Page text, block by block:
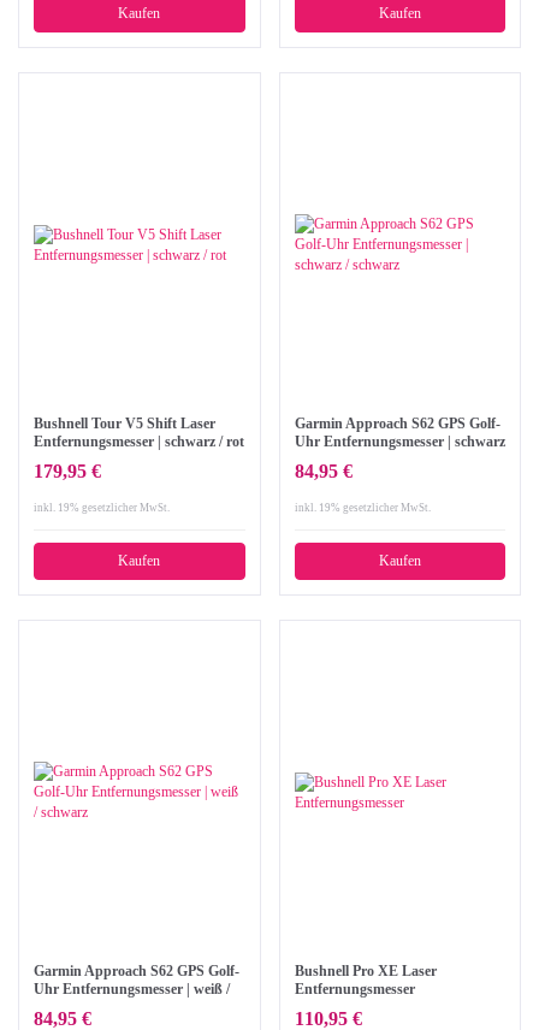
Kaufen Kaufen
Bushnell Tour V5 Shift Laser
Entfernungsmesser | schwarz / rot
179,95 €
inkl. 19% gesetzlicher MwSt.
Kaufen
Garmin Approach S62 GPS Golf-
Uhr Entfernungsmesser | schwarz
84,95 €
inkl. 19% gesetzlicher MwSt.
Kaufen
Garmin Approach S62 GPS Golf-
Uhr Entfernungsmesser | weiß /
84,95 €
Bushnell Pro XE Laser
Entfernungsmesser
110,95 €